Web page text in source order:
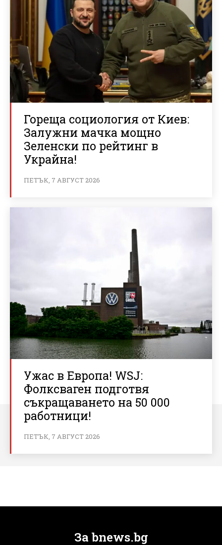
Гореща социология от Киев:
Залужни мачка мощно
Зеленски по рейтинг в
Украйна!
ПЕТЪК, 7 АВГУСТ 2026
Ужас в Европа! WSJ:
Фолксваген подготвя
съкращаването на 50 000
работници!
ПЕТЪК, 7 АВГУСТ 2026
За bnews.bg